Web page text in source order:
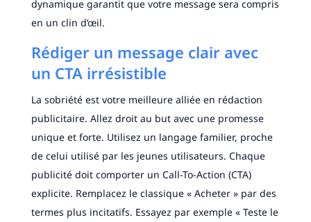
dynamique garantit que votre message sera compris
en un clin d’œil.
Rédiger un message clair avec
un CTA irrésistible
La sobriété est votre meilleure alliée en rédaction
publicitaire. Allez droit au but avec une promesse
unique et forte. Utilisez un langage familier, proche
de celui utilisé par les jeunes utilisateurs. Chaque
publicité doit comporter un Call-To-Action (CTA)
explicite. Remplacez le classique « Acheter » par des
termes plus incitatifs. Essayez par exemple « Teste le